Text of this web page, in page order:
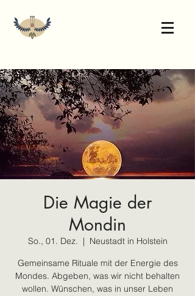
Die Magie der
Mondin
So., 01. Dez.
  |
Neustadt in Holstein
Gemeinsame Rituale mit der Energie des
Mondes. Abgeben, was wir nicht behalten
wollen. Wünschen, was in unser Leben